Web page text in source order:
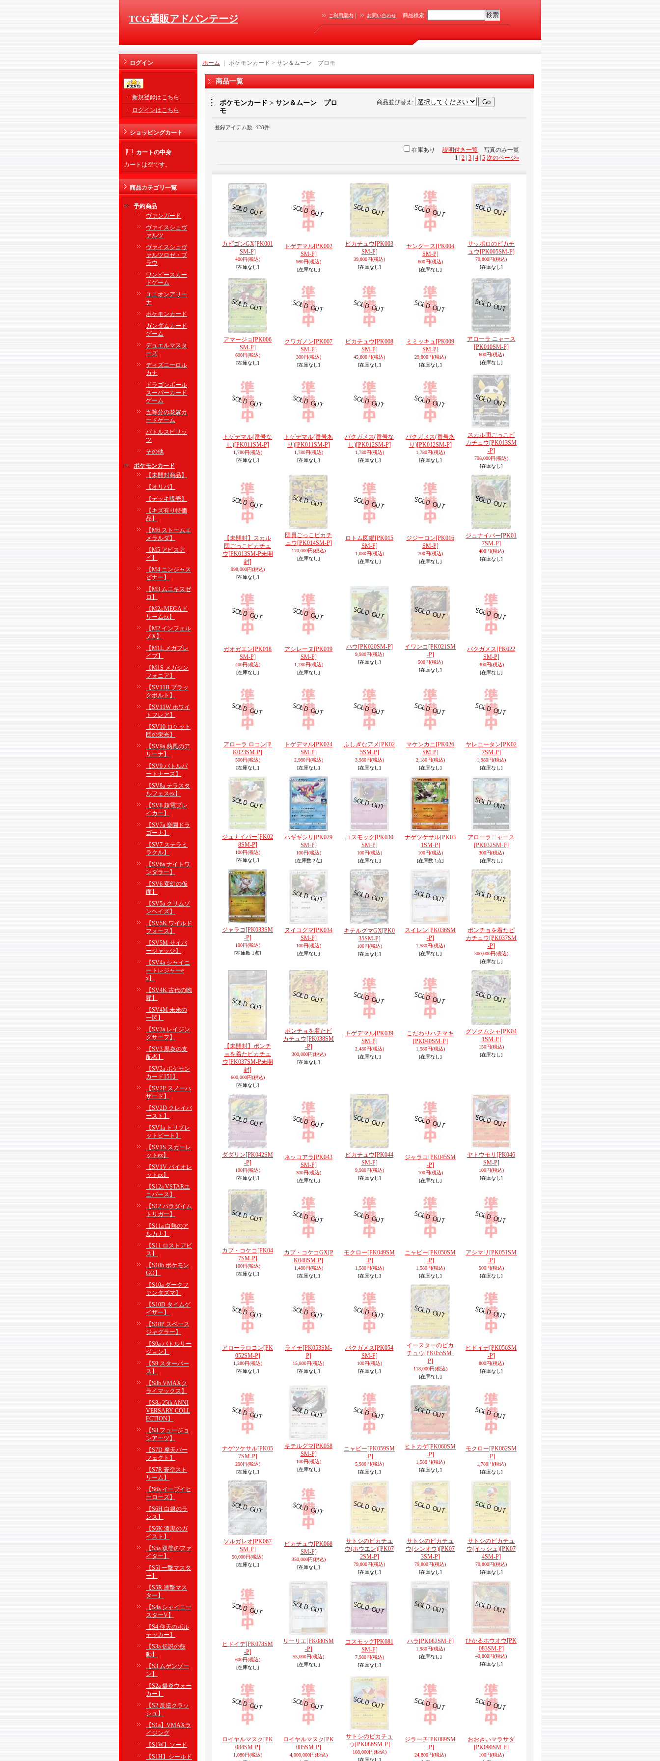
TCG通販アドバンテージ ご利用案内 ｜ お問い合わせ 商品検索:
ログイン
新規登録はこちら
ログインはこちら
ショッピングカート
カートの中身
カートは空です。
商品カテゴリ一覧
予約商品
ヴァンガード
ヴァイスシュヴ
ァルツ
ヴァイスシュヴ
ァルツロゼ・ブ
ラウ
ワンピースカー
ドゲーム
ユニオンアリー
ナ
ポケモンカード
ガンダムカード
ゲーム
デュエルマスタ
ーズ
ディズニーロル
カナ
ドラゴンボール
スーパーカード
ゲーム
五等分の花嫁カ
ードゲーム
バトルスピリッ
ツ
その他
ポケモンカード
【未開封商品】
【オリパ】
【デッキ販売】
【キズ有り特価
品】
【M6 ストームエ
メラルダ】
【M5 アビスア
イ】
【M4 ニンジャス
ピナー】
【M3 ムニキスゼ
ロ】
【M2a MEGAド
リームex】
【M2 インフェル
ノX】
【M1L メガブレ
イブ】
【M1S メガシン
フォニア】
【SV11B ブラッ
クボルト】
【SV11W ホワイ
トフレア】
【SV10 ロケット
団の栄光】
【SV9a 熱風のア
リーナ】
【SV9 バトルパ
ートナーズ】
【SV8a テラスタ
ルフェスex】
【SV8 超電ブレ
イカー】
【SV7a 楽園ドラ
ゴーナ】
【SV7 ステラミ
ラクル】
【SV6a ナイトワ
ンダラー】
【SV6 変幻の仮
面】
【SV5a クリムゾ
ンヘイズ】
【SV5K ワイルド
フォース】
【SV5M サイバ
ージャッジ】
【SV4a シャイニ
ートレジャーe
x】
【SV4K 古代の咆
哮】
【SV4M 未来の
一閃】
【SV3a レイジン
グサーフ】
【SV3 黒炎の支
配者】
【SV2a ポケモン
カード151】
【SV2P スノーハ
ザード】
【SV2D クレイバ
ースト】
【SV1a トリプレ
ットビート】
【SV1S スカーレ
ットex】
【SV1V バイオレ
ットex】
【S12a VSTARユ
ニバース】
【S12 パラダイム
トリガー】
【S11a 白熱のア
ルカナ】
【S11 ロストアビ
ス】
【S10b ポケモン
GO】
【S10a ダークフ
ァンタズマ】
【S10D タイムゲ
イザー】
【S10P スペース
ジャグラー】
【S9a バトルリー
ジョン】
【S9 スターバー
ス】
【S8b VMAXク
ライマックス】
【S8a 25th ANNI
VERSARY COLL
ECTION】
【S8 フュージョ
ンアーツ】
【S7D 摩天パー
フェクト】
【S7R 蒼空スト
リーム】
【S6a イーブイヒ
ーローズ】
【S6H 白銀のラ
ンス】
【S6K 漆黒のガ
イスト】
【S5a 双璧のファ
イター】
【S5I 一撃マスタ
ー】
【S5R 連撃マス
ター】
【S4a シャイニー
スターV】
【S4 仰天のボル
テッカー】
【S3a 伝説の鼓
動】
【S3 ムゲンゾー
ン】
【S2a 爆炎ウォー
カー】
【S2 反逆クラッ
シュ】
【S1a】VMAXラ
イジング
【S1W】ソード
【S1H】シールド
ホーム ポケモンカード > サン＆ムーン プロモ
商品一覧
ポケモンカード > サン＆ムーン プロ
モ
商品並び替え :
登録アイテム数: 428件
在庫あり 説明付き一覧 写真のみ一覧
1 2 3 4 5 次のページ»
カビゴンGX[PK001
SM-P]
400円(税込)
[在庫なし]
トゲデマル[PK002
SM-P]
980円(税込)
[在庫なし]
ピカチュウ[PK003
SM-P]
39,800円(税込)
[在庫なし]
ヤングース[PK004
SM-P]
600円(税込)
[在庫なし]
サッポロのピカチ
ュウ[PK005SM-P]
79,800円(税込)
[在庫なし]
アマージョ [PK006
SM-P]
600円(税込)
[在庫なし]
クワガノン[PK007
SM-P]
300円(税込)
[在庫なし]
ピカチュウ[PK008
SM-P]
45,800円(税込)
[在庫なし]
ミミッキュ[PK009
SM-P]
29,800円(税込)
[在庫なし]
アローラ ニャース
[PK010SM-P]
600円(税込)
[在庫なし]
トゲデマル(番号な
し)[PK011SM-P]
1,780円(税込)
[在庫なし]
トゲデマル(番号あ
り)[PK011SM-P]
1,780円(税込)
[在庫なし]
バクガメス(番号な
し)[PK012SM-P]
1,780円(税込)
[在庫なし]
バクガメス(番号あ
り)[PK012SM-P]
1,780円(税込)
[在庫なし]
スカル団ごっこピ
カチュウ[PK013SM
-P]
798,000円(税込)
[在庫なし]
【未開封】スカル
団ごっこピカチュ
ウ[PK013SM-P未開
封]
998,000円(税込)
[在庫なし]
団員ごっこピカチ
ュウ[PK014SM-P]
170,000円(税込)
[在庫なし]
ロトム図鑑[PK015
SM-P]
1,080円(税込)
[在庫なし]
ジジーロン[PK016
SM-P]
700円(税込)
[在庫なし]
ジュナイパー[PK01
7SM-P]
400円(税込)
[在庫なし]
ガオガエン[PK018
SM-P]
400円(税込)
[在庫なし]
アシレーヌ [PK019
SM-P]
1,280円(税込)
[在庫なし]
ハウ[PK020SM-P]
9,980円(税込)
[在庫なし]
イワンコ [PK021SM
-P]
500円(税込)
[在庫なし]
バクガメス[PK022
SM-P]
300円(税込)
[在庫なし]
アローラ ロコン[P
K023SM-P]
500円(税込)
[在庫なし]
トゲデマル[PK024
SM-P]
2,980円(税込)
[在庫なし]
ふしぎなアメ [PK02
5SM-P]
3,980円(税込)
[在庫なし]
マケンカニ[PK026
SM-P]
2,180円(税込)
[在庫なし]
ヤレユータン[PK02
7SM-P]
1,980円(税込)
[在庫なし]
ジュナイパー[PK02
8SM-P]
100円(税込)
[在庫なし]
ハギギシリ [PK029
SM-P]
100円(税込)
[在庫数 2点]
コスモッグ[PK030
SM-P]
100円(税込)
[在庫なし]
ナゲツケサル[PK03
1SM-P]
100円(税込)
[在庫数 1点]
アローラニャース
[PK032SM-P]
300円(税込)
[在庫なし]
ジャラコ [PK033SM
-P]
100円(税込)
[在庫数 1点]
ヌイコグマ[PK034
SM-P]
100円(税込)
[在庫なし]
キテルグマGX[PK0
35SM-P]
100円(税込)
[在庫なし]
スイレン[PK036SM
-P]
1,580円(税込)
[在庫なし]
ポンチョを着たピ
カチュウ[PK037SM
-P]
300,000円(税込)
[在庫なし]
【未開封】ポンチ
ョを着たピカチュ
ウ[PK037SM-P未開
封]
600,000円(税込)
[在庫なし]
ポンチョを着たピ
カチュウ[PK038SM
-P]
300,000円(税込)
[在庫なし]
トゲデマル[PK039
SM-P]
2,480円(税込)
[在庫なし]
こだわりハチマキ
[PK040SM-P]
1,580円(税込)
[在庫なし]
グソクムシャ [PK04
1SM-P]
150円(税込)
[在庫なし]
ダダリン[PK042SM
-P]
100円(税込)
[在庫なし]
ネッコアラ [PK043
SM-P]
300円(税込)
[在庫なし]
ピカチュウ[PK044
SM-P]
9,980円(税込)
[在庫なし]
ジャラコ [PK045SM
-P]
100円(税込)
[在庫なし]
ヤトウモリ [PK046
SM-P]
100円(税込)
[在庫なし]
カプ・コケコ [PK04
7SM-P]
100円(税込)
[在庫なし]
カプ・コケコGX[P
K048SM-P]
1,480円(税込)
[在庫なし]
モクロー[PK049SM
-P]
1,580円(税込)
[在庫なし]
ニャビー[PK050SM
-P]
1,580円(税込)
[在庫なし]
アシマリ [PK051SM
-P]
500円(税込)
[在庫なし]
アローラロコン[PK
052SM-P]
1,280円(税込)
[在庫なし]
ライチ[PK053SM-
P]
15,800円(税込)
[在庫なし]
バクガメス[PK054
SM-P]
100円(税込)
[在庫なし]
イースターのピカ
チュウ[PK055SM-
P]
118,000円(税込)
[在庫なし]
ヒドイデ[PK056SM
-P]
800円(税込)
[在庫なし]
ナゲツケサル[PK05
7SM-P]
200円(税込)
[在庫なし]
キテルグマ[PK058
SM-P]
100円(税込)
[在庫なし]
ニャビー[PK059SM
-P]
5,980円(税込)
[在庫なし]
ヒトカゲ[PK060SM
-P]
1,580円(税込)
[在庫なし]
モクロー[PK062SM
-P]
1,780円(税込)
[在庫なし]
ソルガレオ[PK067
SM-P]
50,000円(税込)
[在庫なし]
ピカチュウ[PK068
SM-P]
350,000円(税込)
[在庫なし]
サトシのピカチュ
ウ(ホウエン)[PK07
2SM-P]
79,800円(税込)
[在庫なし]
サトシのピカチュ
ウ(シンオウ)[PK07
3SM-P]
79,800円(税込)
[在庫なし]
サトシのピカチュ
ウ(イッシュ)[PK07
4SM-P]
79,800円(税込)
[在庫なし]
ヒドイデ[PK078SM
-P]
600円(税込)
[在庫なし]
リーリエ[PK080SM
-P]
55,000円(税込)
[在庫なし]
コスモッグ[PK081
SM-P]
7,980円(税込)
[在庫なし]
ハラ [PK082SM-P]
1,980円(税込)
[在庫なし]
ひかるホウオウ[PK
083SM-P]
49,800円(税込)
[在庫なし]
ロイヤルマスク [PK
084SM-P]
1,080円(税込)
ロイヤルマスク [PK
085SM-P]
4,000,000円(税込)
サトシのピカチュ
ウ[PK086SM-P]
108,000円(税込)
[在庫なし]
ジラーチ[PK089SM
-P]
24,800円(税込)
おおきいマラサダ
[PK090SM-P]
100円(税込)